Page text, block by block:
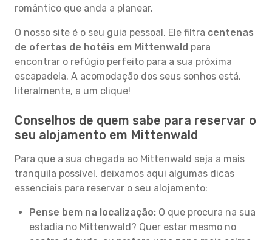
romântico que anda a planear.
O nosso site é o seu guia pessoal. Ele filtra centenas
de ofertas de hotéis em Mittenwald para
encontrar o refúgio perfeito para a sua próxima
escapadela. A acomodação dos seus sonhos está,
literalmente, a um clique!
Conselhos de quem sabe para reservar o
seu alojamento em Mittenwald
Para que a sua chegada ao Mittenwald seja a mais
tranquila possível, deixamos aqui algumas dicas
essenciais para reservar o seu alojamento:
Pense bem na localização: O que procura na sua
estadia no Mittenwald? Quer estar mesmo no